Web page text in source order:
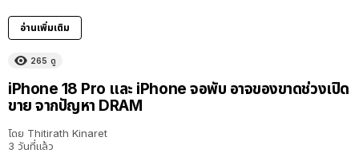
อ่านเพิ่มเติม
265 ดู
iPhone 18 Pro และ iPhone จอพับ อาจของขาดช่วงเปิด
ขาย จากปัญหา DRAM
โดย Thitirath Kinaret
3 วันที่แล้ว